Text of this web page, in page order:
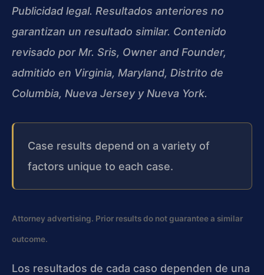
Publicidad legal. Resultados anteriores no
garantizan un resultado similar. Contenido
revisado por Mr. Sris, Owner and Founder,
admitido en Virginia, Maryland, Distrito de
Columbia, Nueva Jersey y Nueva York.
Case results depend on a variety of
factors unique to each case.
Attorney advertising. Prior results do not guarantee a similar
outcome.
Los resultados de cada caso dependen de una